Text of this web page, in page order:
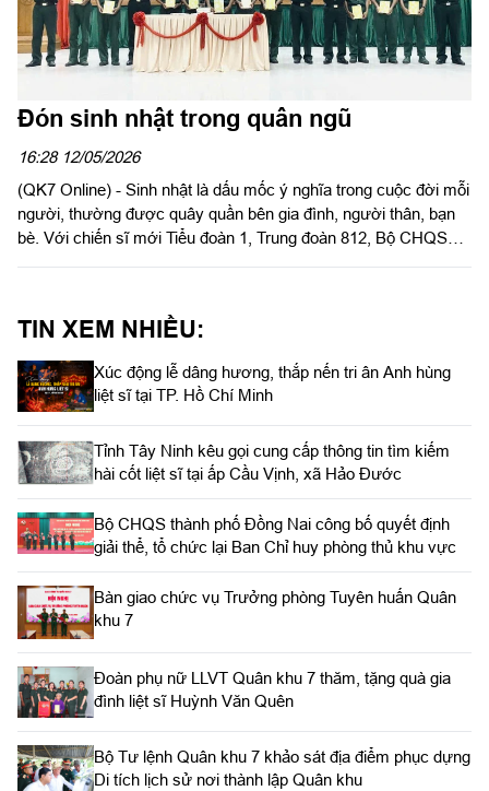
Đón sinh nhật trong quân ngũ
16:28 12/05/2026
(QK7 Online) - Sinh nhật là dấu mốc ý nghĩa trong cuộc đời mỗi
người, thường được quây quần bên gia đình, người thân, bạn
bè. Với chiến sĩ mới Tiểu đoàn 1, Trung đoàn 812, Bộ CHQS
cống hiến.
TIN XEM NHIỀU:
Xúc động lễ dâng hương, thắp nến tri ân Anh hùng
liệt sĩ tại TP. Hồ Chí Minh
Tỉnh Tây Ninh kêu gọi cung cấp thông tin tìm kiếm
hài cốt liệt sĩ tại ấp Cầu Vịnh, xã Hảo Đước
Bộ CHQS thành phố Đồng Nai công bố quyết định
giải thể, tổ chức lại Ban Chỉ huy phòng thủ khu vực
Bàn giao chức vụ Trưởng phòng Tuyên huấn Quân
khu 7
Đoàn phụ nữ LLVT Quân khu 7 thăm, tặng quà gia
đình liệt sĩ Huỳnh Văn Quên
Bộ Tư lệnh Quân khu 7 khảo sát địa điểm phục dựng
Di tích lịch sử nơi thành lập Quân khu